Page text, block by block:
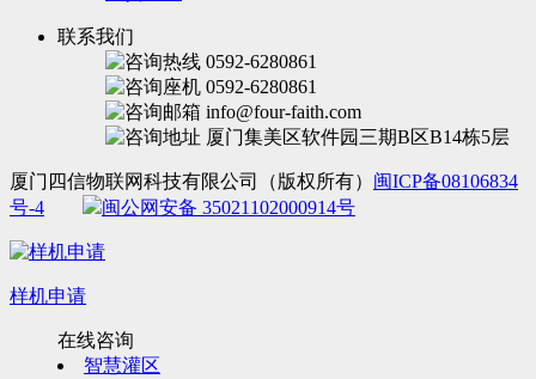
联系我们
0592-6280861
0592-6280861
info@four-faith.com
厦门集美区软件园三期B区B14栋5层
厦门四信物联网科技有限公司（版权所有） 闽ICP备08106834
号-4
闽公网安备 35021102000914号
样机申请
在线咨询
智慧灌区